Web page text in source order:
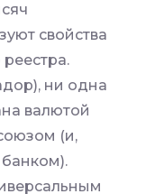
свойства
ни одна
валютой
(и,